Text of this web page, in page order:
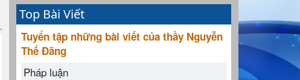
Top Bài Viết
Tuyển tập những bài viết của thầy Nguyễn
Thế Đăng
Pháp luận